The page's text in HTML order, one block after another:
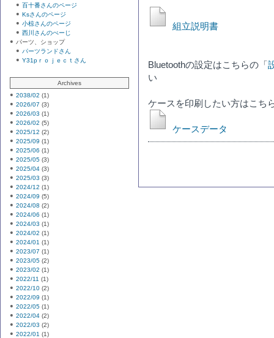
百十番さんのページ
Ksさんのページ
小椋さんのページ
西川さんのぺーじ
パーツ、ショップ
パーツランドさん
Y31pｒｏｊｅｃｔさん
Archives
2038/02 (1)
2026/07 (3)
2026/03 (1)
2026/02 (5)
2025/12 (2)
2025/09 (1)
2025/06 (1)
2025/05 (3)
2025/04 (3)
2025/03 (3)
2024/12 (1)
2024/09 (5)
2024/08 (2)
2024/06 (1)
2024/03 (1)
2024/02 (1)
2024/01 (1)
2023/07 (1)
2023/05 (2)
2023/02 (1)
2022/11 (1)
2022/10 (2)
2022/09 (1)
2022/05 (1)
2022/04 (2)
2022/03 (2)
2022/01 (1)
組立説明書
Bluetoothの設定はこちらの「
い
ケースを印刷したい方はこち
ケースデータ